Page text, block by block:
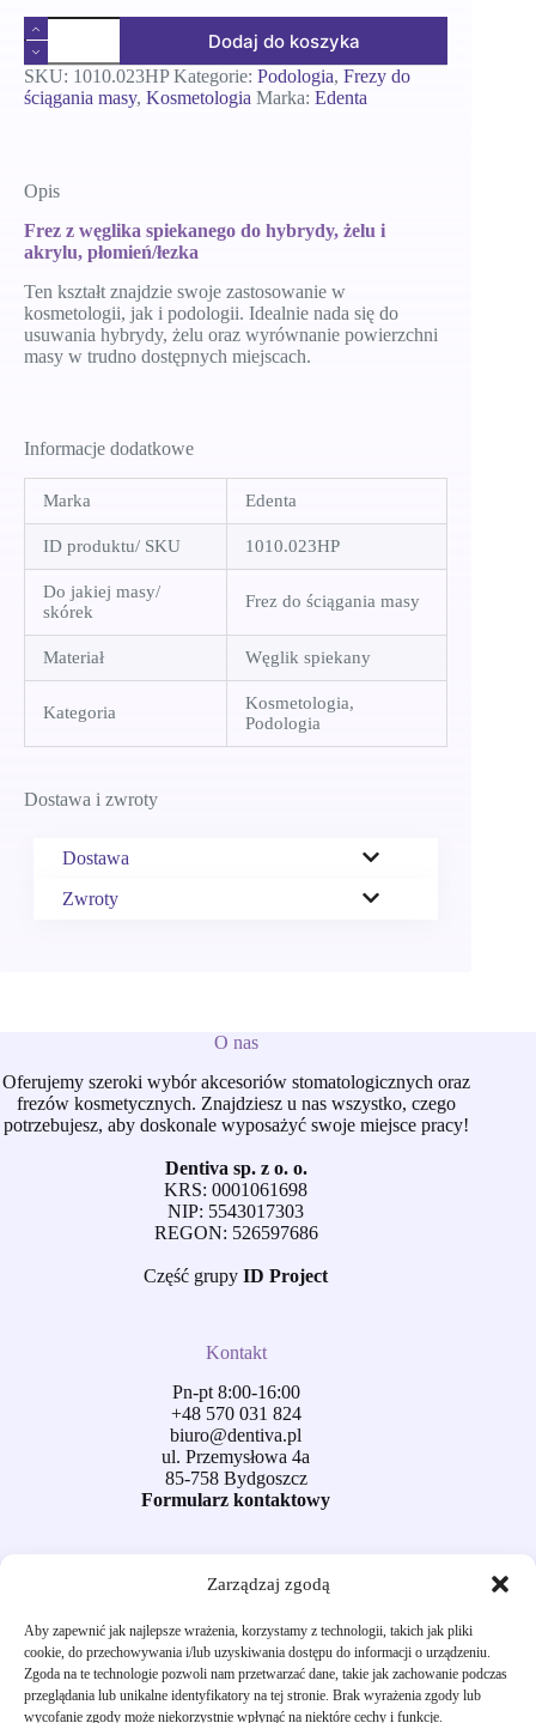
Zarządzaj zgodą
Aby zapewnić jak najlepsze wrażenia, korzystamy z technologii, takich jak pliki
cookie, do przechowywania i/lub uzyskiwania dostępu do informacji o urządzeniu.
Zgoda na te technologie pozwoli nam przetwarzać dane, takie jak zachowanie podczas
przeglądania lub unikalne identyfikatory na tej stronie. Brak wyrażenia zgody lub
wycofanie zgody może niekorzystnie wpłynąć na niektóre cechy i funkcje.
ilość
Frez
z
węglika
spiekanego
i
-
standardowy
łezka
Dodaj do koszyka
SKU: 1010.023HP Kategorie: Podologia, Frezy do
ściągania masy, Kosmetologia Marka: Edenta
Opis
Frez z węglika spiekanego do hybrydy, żelu i
akrylu, płomień/łezka
Ten kształt znajdzie swoje zastosowanie w
kosmetologii, jak i podologii. Idealnie nada się do
usuwania hybrydy, żelu oraz wyrównanie powierzchni
masy w trudno dostępnych miejscach.
Informacje dodatkowe
Marka Edenta
ID produktu/ SKU 1010.023HP
Do jakiej masy/
skórek
Frez do ściągania masy
Materiał Węglik spiekany
Kategoria
Kosmetologia,
Podologia
Dostawa i zwroty
Dostawa
Zwroty
O nas
Oferujemy szeroki wybór akcesoriów stomatologicznych oraz
frezów kosmetycznych. Znajdziesz u nas wszystko, czego
potrzebujesz, aby doskonale wyposażyć swoje miejsce pracy!
Dentiva sp. z o. o.
KRS: 0001061698
NIP: 5543017303
REGON: 526597686
Część grupyID Project
Kontakt
Pn-pt 8:00-16:00
+48 570 031 824
biuro@dentiva.pl
ul. Przemysłowa 4a
85-758 Bydgoszcz
Formularz kontaktowy
Obsługa klienta
Dostawa i płatności
Zwroty / wymiana / reklamacje
Regulamin sklepu